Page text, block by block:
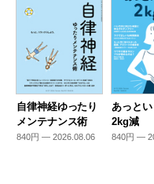
自律神経ゆったり
メンテナンス術
840円 — 2026.08.06
あっと
2kg減
840円 —